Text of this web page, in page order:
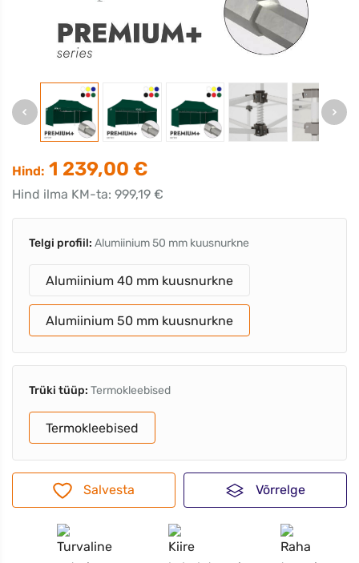
Hind: 1 239,00 €
Hind ilma KM-ta: 999,19 €
Telgi profiil: Alumiinium 50 mm kuusnurkne
Alumiinium 40 mm kuusnurkne
Alumiinium 50 mm kuusnurkne
Trüki tüüp: Termokleebised
Termokleebised
Salvesta Võrrelge